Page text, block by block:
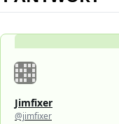
Jimfixer
@jimfixer